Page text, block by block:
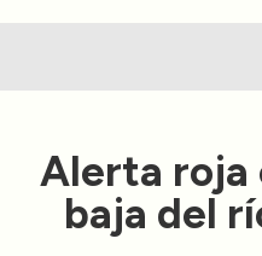
Nosotros
Directorios
Alerta roja
baja del